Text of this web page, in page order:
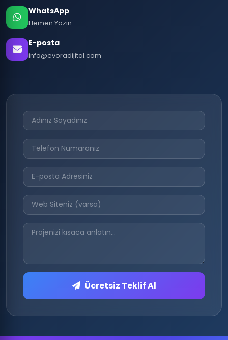
WhatsApp
Hemen Yazın
E-posta
info@evoradijital.com
Ücretsiz Teklif Al